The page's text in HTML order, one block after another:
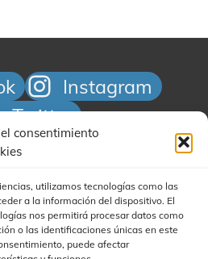
consentimiento
utilizamos tecnologías como las
a la información del dispositivo. El
nos permitirá procesar datos como
o las identificaciones únicas en este
puede afectar
Instagram
Twitter
electrónico